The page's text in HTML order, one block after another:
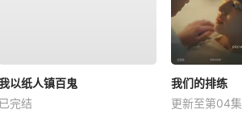
以纸人镇百鬼
已完结
我们的排练
更新至第04集